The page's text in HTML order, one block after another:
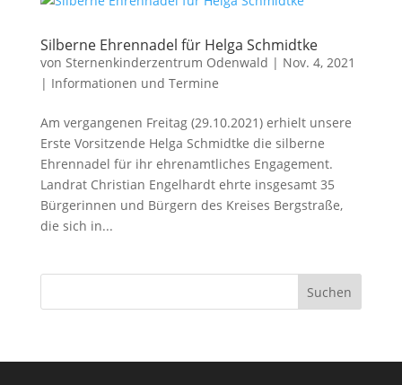
Silberne Ehrennadel für Helga Schmidtke
von Sternenkinderzentrum Odenwald | Nov. 4, 2021
| Informationen und Termine
Am vergangenen Freitag (29.10.2021) erhielt unsere
Erste Vorsitzende Helga Schmidtke die silberne
Ehrennadel für ihr ehrenamtliches Engagement.
Landrat Christian Engelhardt ehrte insgesamt 35
Bürgerinnen und Bürgern des Kreises Bergstraße,
die sich in...